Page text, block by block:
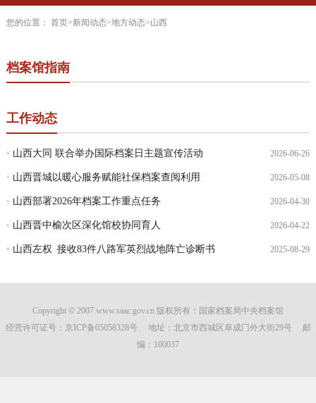
您的位置： 首页>新闻动态>地方动态>山西
档案馆指南
工作动态
2026-06-26
· 山西大同 联合举办国际档案日主题宣传活动
2026-05-08
· 山西晋城以暖心服务赋能社保档案查阅利用
2026-04-30
· 山西部署2026年档案工作重点任务
2026-04-22
· 山西晋中榆次区深化馆校协同育人
2025-08-29
· 山西左权 接收83件八路军英烈战地阵亡诊断书
Copyright © 2007 www.saac.gov.cn 版权所有：国家档案局中央档案馆
经营许可证号： 京ICP备05058328号地址：北京市西城区阜成门外大街29号 邮
编：100037